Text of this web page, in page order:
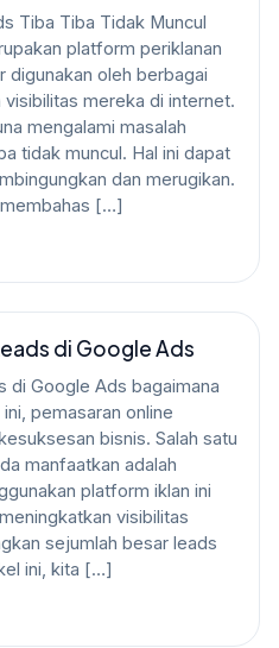
Tiba Tiba Tidak Muncul
platform periklanan
digunakan oleh berbagai
mereka di internet.
mengalami masalah
tidak muncul. Hal ini dapat
dan merugikan.
membahas […]
di Google Ads
di Google Ads bagaimana
pemasaran online
bisnis. Salah satu
manfaatkan adalah
platform iklan ini
visibilitas
sejumlah besar leads
ini, kita […]